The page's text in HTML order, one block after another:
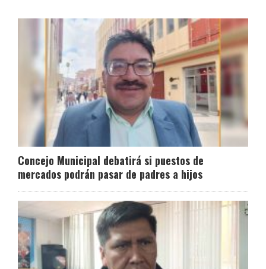
Concejo Municipal debatirá si puestos de
mercados podrán pasar de padres a hijos